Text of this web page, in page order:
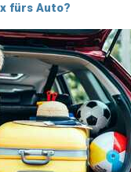
fürs Auto?